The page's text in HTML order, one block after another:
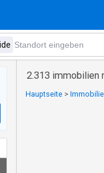
2.313 immobilien
Hauptseite >